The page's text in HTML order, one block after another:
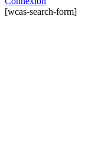
[wcas-search-form]